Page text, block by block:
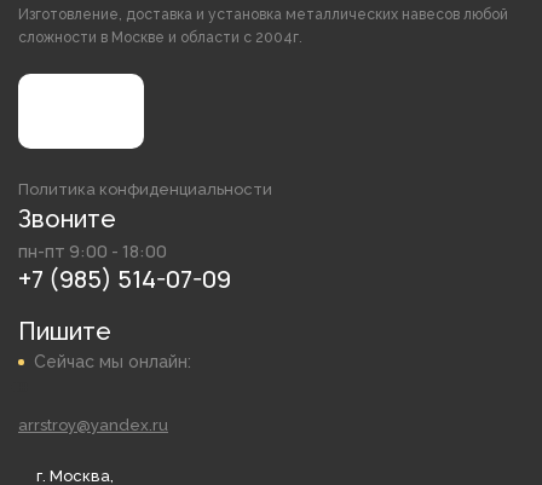
Изготовление, доставка и установка металлических навесов любой
сложности в Москве и области с 2004г.
Политика конфиденциальности
Звоните
пн-пт 9:00 - 18:00
+7 (985) 514-07-09
Пишите
Сейчас мы онлайн:
arrstroy@yandex.ru
г. Москва,